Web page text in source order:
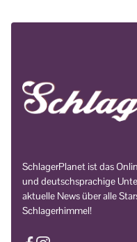
SchlagerPlanet ist das
und deutschsprachige
aktuelle News über alle
Schlagerhimmel!